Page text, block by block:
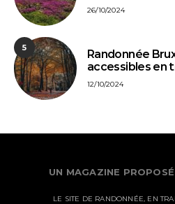
26/10/2024
5
Randonnée
accessibles en
12/10/2024
UN MAGAZINE
LE SITE DE RANDONNÉE, EN